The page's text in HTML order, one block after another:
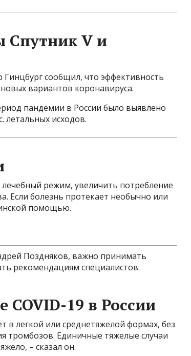
Спутник V и
Гинцбург сообщил, что эффективность
вариантов коронавируса.
пандемии в России было выявлено
летальных исходов.
режим, увеличить потребление
Если болезнь протекает необычно или
помощью.
Поздняков, важно принимать
рекомендациям специалистов.
COVID-19 в России
в легкой или среднетяжелой формах, без
тромбозов. Единичные тяжелые случаи
– сказал он.